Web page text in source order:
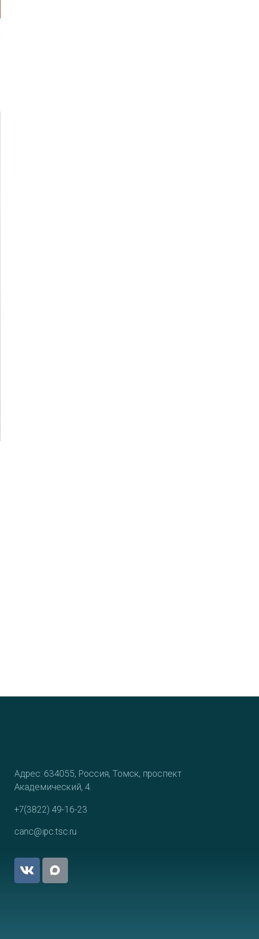
Адрес: 634055, Россия, Томск, проспект
Академический, 4.
+7(3822) 49-16-23
canc@ipc.tsc.ru